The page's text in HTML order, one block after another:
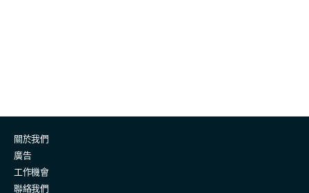
上日常低頭使用手機的習慣。女生最普遍的上身姿勢 問題
就是「圓肩」，以及「烏龜頸」、「富貴包」，即是就是
肩頸後方位置突出一塊，長期下去不 予理會，更可能會造
關於我們
廣告
工作機會
聯絡我們